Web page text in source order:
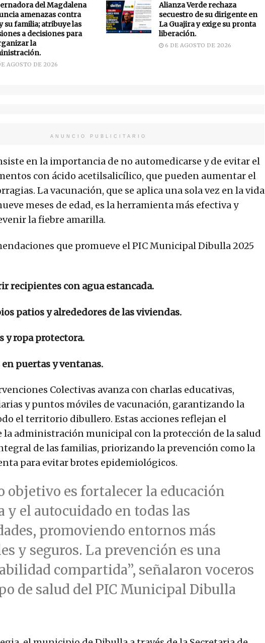
del Magdalena
amenazas contra
su familia; atribuye las
a decisiones para
la
AGOSTO DE 2026
Alianza Verde rechaza
secuestro de su dirigente en
La Guajira y exige su pronta
liberación.
6 DE AGOSTO DE 2026
ANUNCIO PUBLICITARIO
en la importancia de no automedicarse y de evitar el
con ácido acetilsalicílico, que pueden aumentar el
La vacunación, que se aplica una sola vez en la vida
meses de edad, es la herramienta más efectiva y
la fiebre amarilla.
que promueve el PIC Municipal Dibulla 2025
recipientes con agua estancada.
patios y alrededores de las viviendas.
y ropa protectora.
puertas y ventanas.
Colectivas avanza con charlas educativas,
y puntos móviles de vacunación, garantizando la
el territorio dibullero. Estas acciones reflejan el
la administración municipal con la protección de la salud
de las familias, priorizando la prevención como la
para evitar brotes epidemiológicos.
objetivo es fortalecer la educación
y el autocuidado en todas las
promoviendo entornos más
y seguros. La prevención es una
compartida”, señalaron voceros
de salud del PIC Municipal Dibulla